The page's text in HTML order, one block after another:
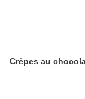
Crêpes au